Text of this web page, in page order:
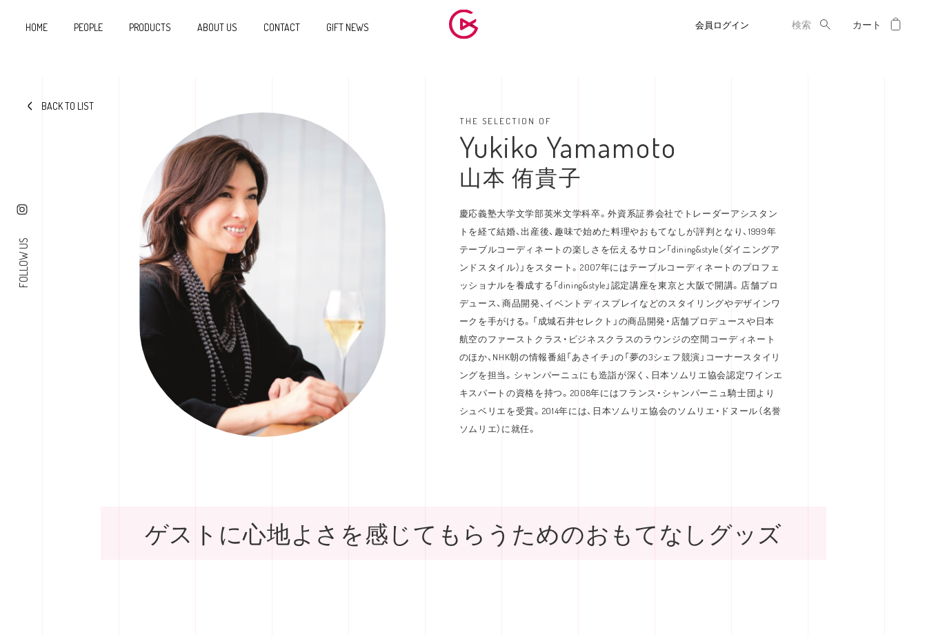
FOLLOW US
HOME PEOPLE PRODUCTS ABOUT US CONTACT GIFT NEWS 会員ログイン
THE SELECTION OF
Yukiko Yamamoto
山本 侑貴子
慶応義塾大学文学部英米文学科卒。外資系証券会社でトレーダーアシスタン
トを経て結婚、出産後、趣味で始めた料理やおもてなしが評判となり、1999年
テーブルコーディネートの楽しさを伝えるサロン「dining&style（ダイニングア
ンドスタイル）」をスタート。2007年にはテーブルコーディネートのプロフェ
ッショナルを養成する「dining&style」認定講座を東京と大阪で開講。店舗プロ
デュース、商品開発、イベントディスプレイなどのスタイリングやデザインワ
ークを手がける。「成城石井セレクト」の商品開発・店舗プロデュースや日本
航空のファーストクラス・ビジネスクラスのラウンジの空間コーディネート
のほか、NHK朝の情報番組「あさイチ」の「夢の3シェフ競演」コーナースタイリ
ングを担当。シャンパーニュにも造詣が深く、日本ソムリエ協会認定ワインエ
キスパートの資格を持つ。2008年にはフランス・シャンパーニュ騎士団より
シュベリエを受賞。2014年には、日本ソムリエ協会のソムリエ・ドヌール（名誉
ソムリエ）に就任。
ゲストに心地よさを感じてもらうためのおもてなしグッズ
BACK TO LIST